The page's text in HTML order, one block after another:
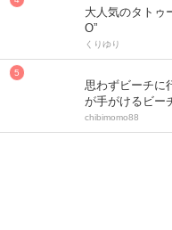
大人気のタト
O”
くりゆり
思わずビーチに
が手がけるビー
chibimomo88